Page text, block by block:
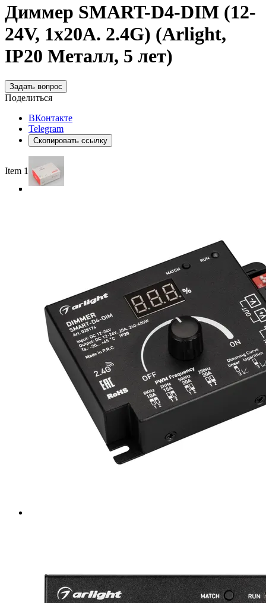
Диммер SMART-D4-DIM (12-
24V, 1x20A. 2.4G) (Arlight,
IP20 Металл, 5 лет)
Задать вопрос
Поделиться
ВКонтакте
Telegram
Скопировать ссылку
Item 1 of 3